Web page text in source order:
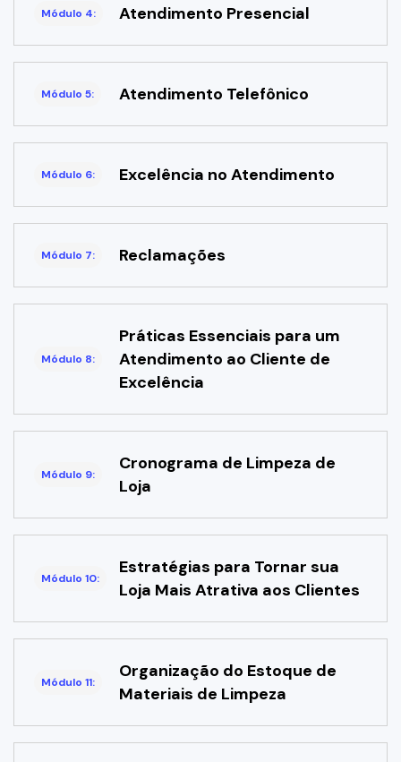
Módulo 4: Atendimento Presencial
Módulo 5: Atendimento Telefônico
Módulo 6: Excelência no Atendimento
Módulo 7: Reclamações
Módulo 8:
Práticas Essenciais para um
Atendimento ao Cliente de
Excelência
Módulo 9:
Cronograma de Limpeza de
Loja
Módulo 10:
Estratégias para Tornar sua
Loja Mais Atrativa aos Clientes
Módulo 11:
Organização do Estoque de
Materiais de Limpeza